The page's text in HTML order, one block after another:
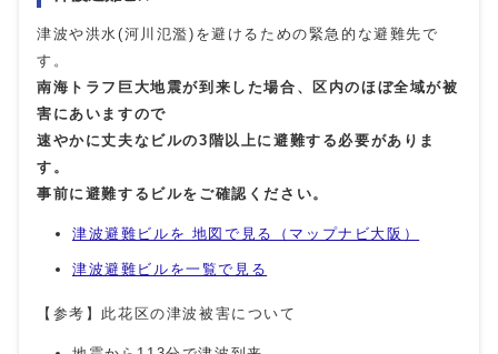
津波や洪水(河川氾濫)を避けるための緊急的な避難先で
す。
南海トラフ巨大地震が到来した場合、区内のほぼ全域が被
害にあいますので
速やかに丈夫なビルの3階以上に避難する必要がありま
す。
事前に避難するビルをご確認ください。
津波避難ビルを 地図で見る（マップナビ大阪）
津波避難ビルを一覧で見る
【参考】此花区の津波被害について